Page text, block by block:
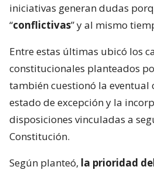
iniciativas generan dudas
“conflictivas” y al mismo
Entre estas últimas ubicó los
constitucionales planteados
también cuestionó la eventual
estado de excepción y la
disposiciones vinculadas a
Constitución.
Según planteó, la prioridad